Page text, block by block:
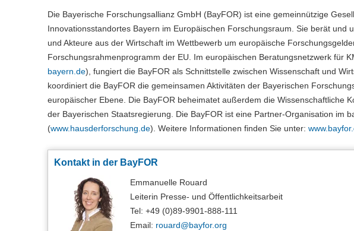
Die Bayerische Forschungsallianz GmbH (BayFOR) ist eine gemeinnützige
Innovationsstandortes Bayern im Europäischen Forschungsraum. Sie berät und
und Akteure aus der Wirtschaft im Wettbewerb um europäische
Forschungsrahmenprogramm der EU. Im europäischen Beratungsnetzwerk für
bayern.de), fungiert die BayFOR als Schnittstelle zwischen Wissenschaft und
koordiniert die BayFOR die gemeinsamen Aktivitäten der Bayerischen
europäischer Ebene. Die BayFOR beheimatet außerdem die Wissenschaftliche
der Bayerischen Staatsregierung. Die BayFOR ist eine Partner-Organisation im
(www.hausderforschung.de). Weitere Informationen finden Sie unter:
Kontakt in der BayFOR
Emmanuelle Rouard
Leiterin Presse- und Öffentlichkeitsarbeit
Tel: +49 (0)89-9901-888-111
Email: rouard@bayfor.org